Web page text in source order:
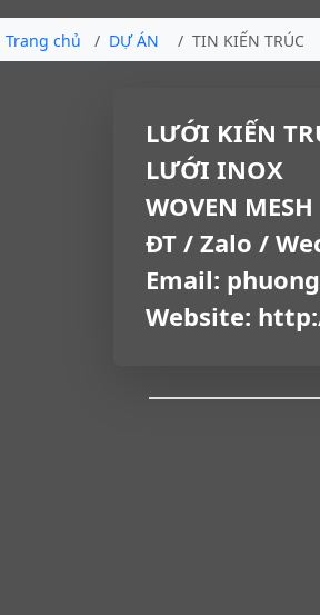
Trang chủ DỰ ÁN TIN KIẾN TRÚC
LƯỚI KIẾN
LƯỚI INOX
WOVEN
ĐT / Zalo /
Email:
Website: